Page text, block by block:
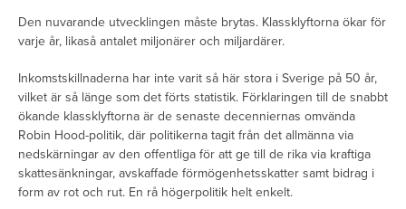
Den nuvarande utvecklingen måste brytas. Klassklyftorna ökar för
varje år, likaså antalet miljonärer och miljardärer.
Inkomstskillnaderna har inte varit så här stora i Sverige på 50 år,
vilket är så länge som det förts statistik. Förklaringen till de snabbt
ökande klassklyftorna är de senaste decenniernas omvända
Robin Hood-politik, där politikerna tagit från det allmänna via
nedskärningar av den offentliga för att ge till de rika via kraftiga
skattesänkningar, avskaffade förmögenhetsskatter samt bidrag i
form av rot och rut. En rå högerpolitik helt enkelt.